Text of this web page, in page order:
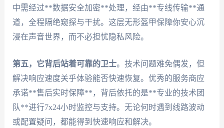
中需经过**数据安全加密**处理，经由**专线传输**通
道，全程隔绝窥探与干扰。这层无形盔甲保障你安心沉
浸在声音世界，而不必担忧隐私风险。
第五，它背后站着可靠的卫士。技术问题难免偶发，但
解决响应速度关乎体验能否快速恢复。优秀的服务商应
承诺**售后实时保障**，背后依托的是**专业的技术团
队**进行7x24小时监控与支持。无论何时遇到线路波动
或配置疑问，都能得到快速响应和解决。